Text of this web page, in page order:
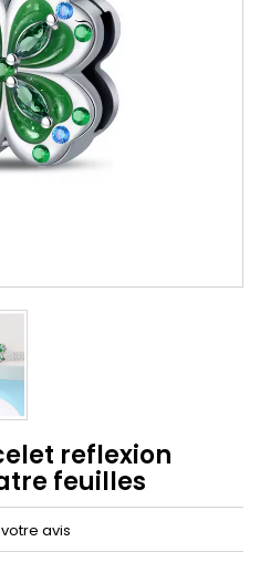
reflexion
feuilles
avis